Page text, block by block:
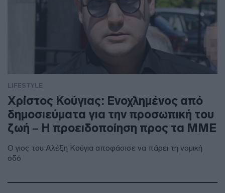
LIFESTYLE
Χρίστος Κούγιας: Ενοχλημένος από
δημοσιεύματα για την προσωπική του
ζωή – Η προειδοποίηση προς τα ΜΜΕ
Ο γιος του Αλέξη Κούγια αποφάσισε να πάρει τη νομική
οδό